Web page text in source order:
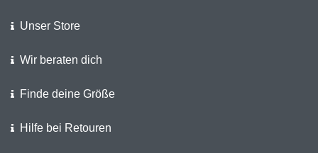
Unser Store
Wir beraten dich
Finde deine Größe
Hilfe bei Retouren